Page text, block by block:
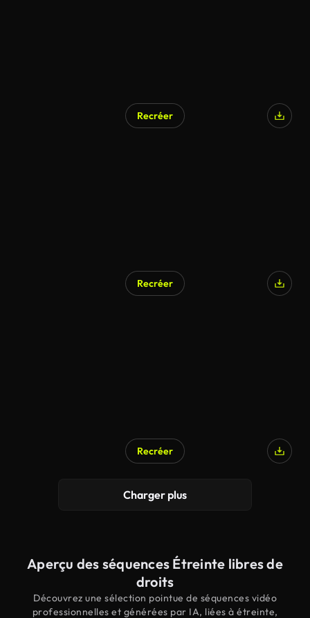
Recréer
Recréer
Recréer
Charger plus
Aperçu des séquences Étreinte libres de
droits
Découvrez une sélection pointue de séquences vidéo
professionnelles et générées par IA, liées à étreinte,